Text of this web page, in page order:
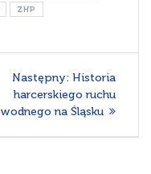
ZHP
Następny: Następny
wpis:
Historia
harcerskiego ruchu
wodnego na Śląsku